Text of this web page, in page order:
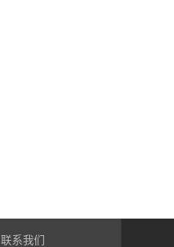
联系我们